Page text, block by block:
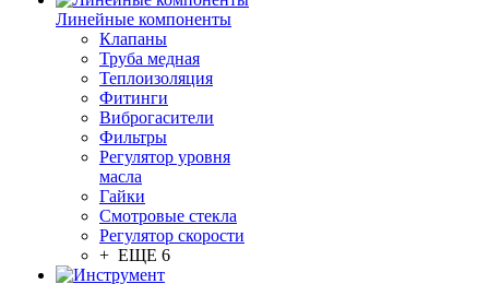
Линейные компоненты
Клапаны
Труба медная
Теплоизоляция
Фитинги
Виброгасители
Фильтры
Регулятор уровня
масла
Гайки
Смотровые стекла
Регулятор скорости
+ ЕЩЕ 6